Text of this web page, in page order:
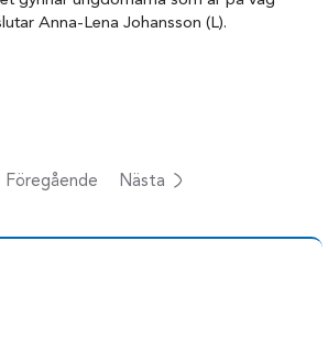
Anna-Lena Johansson (L).
Föregående Nästa